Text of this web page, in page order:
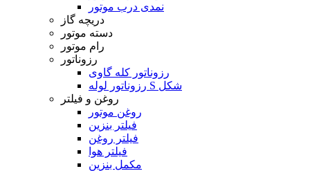
نمدی درب موتور
دریچه گاز
دسته موتور
رام موتور
رزوناتور
رزوناتور کله گاوی
رزوناتور لوله S شکل
روغن و فیلتر
روغن موتور
فیلتر بنزین
فیلتر روغن
فیلتر هوا
مکمل بنزین